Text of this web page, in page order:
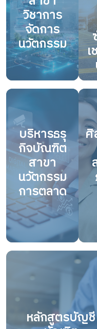
วิชาการ
จัดการ
นวัตกรรม
บริหารธรุ
กิจบัณฑิต
สาขา
นวัตกรรม
การตลาด
ศิ
หลักสูตรบัญชี